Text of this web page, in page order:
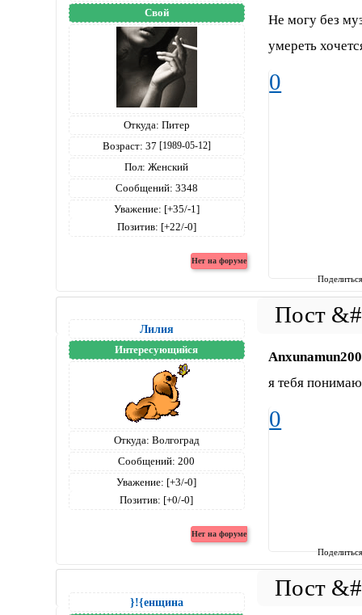
Свой
Откуда: Питер
Возраст: 37 [1989-05-12]
Пол: Женский
Сообщений: 3348
Уважение: [+35/-1]
Позитив: [+22/-0]
Не могу без
умереть
0
Лилия
Интересующийся
Откуда: Волгоград
Сообщений: 200
Уважение: [+3/-0]
Позитив: [+0/-0]
я тебя понимаю
0
}!{енщина